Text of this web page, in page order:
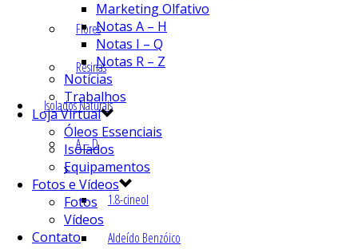
Flores
Resinas
Isolados Naturais
A – D
1.8-cineol
Aldeído Benzóico
Marketing Olfativo
Notas A – H
Notas I – Q
Notas R – Z
Notícias
Trabalhos
Loja Virtual
Óleos Essenciais
Isolados
Equipamentos
Fotos e Vídeos
Fotos
Vídeos
Contato